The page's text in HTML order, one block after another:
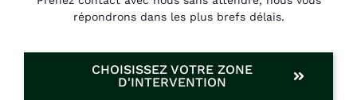
répondrons dans les plus brefs délais.
CHOISISSEZ VOTRE ZONE
D'INTERVENTION